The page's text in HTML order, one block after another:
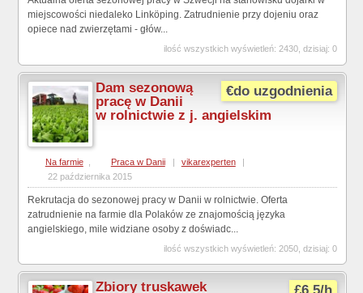
miejscowości niedaleko Linköping. Zatrudnienie przy dojeniu oraz
opiece nad zwierzętami - głów...
ilość wszystkich wyświetleń: 2430, dzisiaj: 0
€do uzgodnienia
Dam sezonową
pracę w Danii
w rolnictwie z j. angielskim
Na farmie Praca w Danii | vikarexperten
|
22 października 2015
Rekrutacja do sezonowej pracy w Danii w rolnictwie. Oferta
zatrudnienie na farmie dla Polaków ze znajomością języka
angielskiego, mile widziane osoby z doświadc...
ilość wszystkich wyświetleń: 2050, dzisiaj: 0
Zbiory truskawek